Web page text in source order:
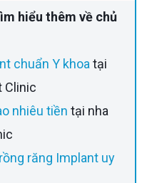
chuẩn Y khoa tại
Clinic
nhiêu tiền tại nha
răng Implant uy